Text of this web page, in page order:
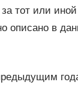
тот или иной
описано в